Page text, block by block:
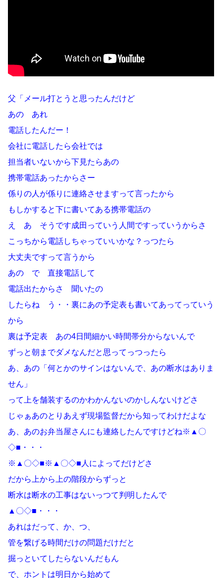
父「メール打とうと思ったんだけど
あの あれ
電話したんだー！
会社に電話したら会社では
担当者いないから下見たらあの
携帯電話あったからさー
係りの人が係りに連絡させますって言ったから
もしかすると下に書いてある携帯電話の
え あ そうです成田っていう人間ですっていうからさ
こっちから電話しちゃっていいかな？っつたら
大丈夫ですって言うから
あの で 直接電話して
電話出たからさ 聞いたの
したらね う・・裏にあの予定表も書いてあってっていう
から
裏は予定表 あの4日間細かい時間帯分からないんで
ずっと朝までダメなんだと思ってっつったら
あ、あの「何とかのサインはないんで、あの断水はありま
せん」
って上を舗装するのかわかんないのかしんないけどさ
じゃぁあのとりあえず現場監督だから知ってわけだよな
あ、あのお弁当屋さんにも連絡したんですけどね※▲〇
◇■・・・
※▲〇◇■※▲〇◇■人によってだけどさ
だから上から上の階段からずっと
断水は断水の工事はないっつて判明したんで
▲〇◇■・・・
あれはだって、か、つ、
管を繋げる時間だけの問題だけだと
掘っといてしたらないんだもん
で、ホントは明日から始めて